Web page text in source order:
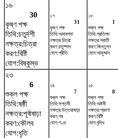
১৬
30
কৃষ্ণ পক্ষ
তিথি:চতুর্দশী
নক্ষত্র:চিত্রা
করণ:বিষ্টি
যোগ:বিষ্কুম্ভ
১৭
31
কৃষ্ণ পক্ষ
তিথি:অমাবশ্যা
নক্ষত্র:চিত্রা
করণ:চতুষ্পাদ
যোগ:প্রীতি
১৮
1
শুক্ল পক্ষ
তিথি:প্রতিপদ
নক্ষত্র:স্বাতী
করণ:কিন্তুগ্ন
যোগ:আয়ুষ্মান
২৩
6
শুক্ল পক্ষ
তিথি:ষষ্ঠী
নক্ষত্র:পূর্বাষাঢ়া
করণ:কৌলব
যোগ:ধৃতি
২৪
7
শুক্ল পক্ষ
তিথি:সপ্তমী
নক্ষত্র:উত্তরাষাঢ়া
করণ:গর
যোগ:গণ্ড
২৫
8
শুক্ল পক্ষ
তিথি:অষ্টমী
নক্ষত্র:শ্রবণা
করণ:বিষ্টি
যোগ:বৃদ্ধি